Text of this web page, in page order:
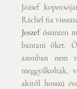
József
Ráchel fia
Joszef őszintén
bántani őket.
azonban nem
meggyilkolták,
akiről hosszú